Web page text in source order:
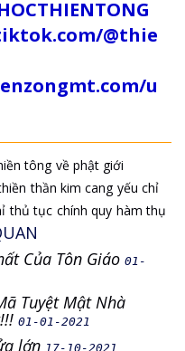
@thie
u
tông về phật giới
thần kim cang yếu chỉ
thủ tục chính quy hàm thụ
Của Tôn Giáo 01-
Tuyệt Mật Nhà
01-01-2021
lớn 17-10-2021